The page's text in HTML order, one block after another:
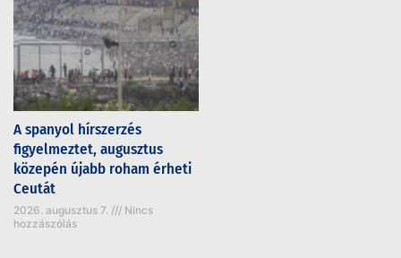
A spanyol hírszerzés
figyelmeztet, augusztus
közepén újabb roham érheti
Ceutát
2026. augusztus 7.
Nincs
hozzászólás